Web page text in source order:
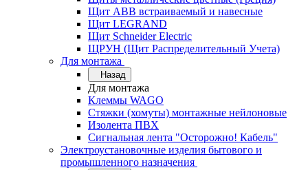
Щит ABB встраиваемый и навесные
Щит LEGRAND
Щит Schneider Electric
ЩРУН (Щит Распределительный Учета)
Для монтажа
Назад
Для монтажа
Клеммы WAGO
Стяжки (хомуты) монтажные нейлоновые
Изолента ПВХ
Сигнальная лента "Осторожно! Кабель"
Электроустановочные изделия бытового и
промышленного назначения